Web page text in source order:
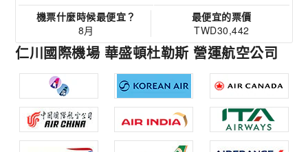
機票什麼時候最便宜？
8月
最便宜的票價
TWD30,442
仁川國際機場 華盛頓杜勒斯 營運航空公司